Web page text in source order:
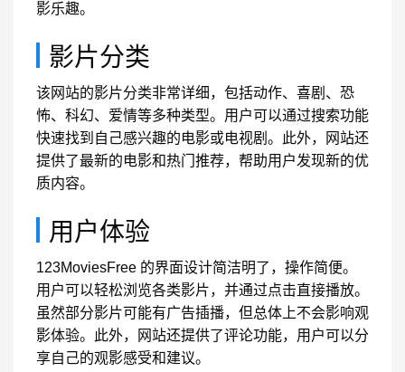
影乐趣。
影片分类
该网站的影片分类非常详细，包括动作、喜剧、恐
怖、科幻、爱情等多种类型。用户可以通过搜索功能
快速找到自己感兴趣的电影或电视剧。此外，网站还
提供了最新的电影和热门推荐，帮助用户发现新的优
质内容。
用户体验
123MoviesFree 的界面设计简洁明了，操作简便。
用户可以轻松浏览各类影片，并通过点击直接播放。
虽然部分影片可能有广告插播，但总体上不会影响观
影体验。此外，网站还提供了评论功能，用户可以分
享自己的观影感受和建议。